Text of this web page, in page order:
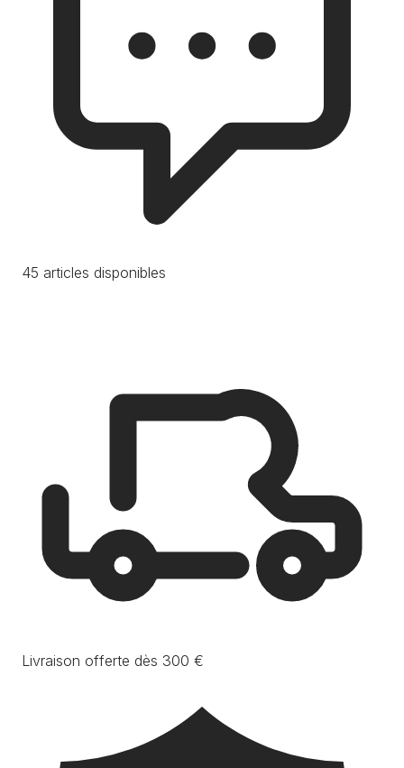
45 articles disponibles
Livraison offerte dès 300 €